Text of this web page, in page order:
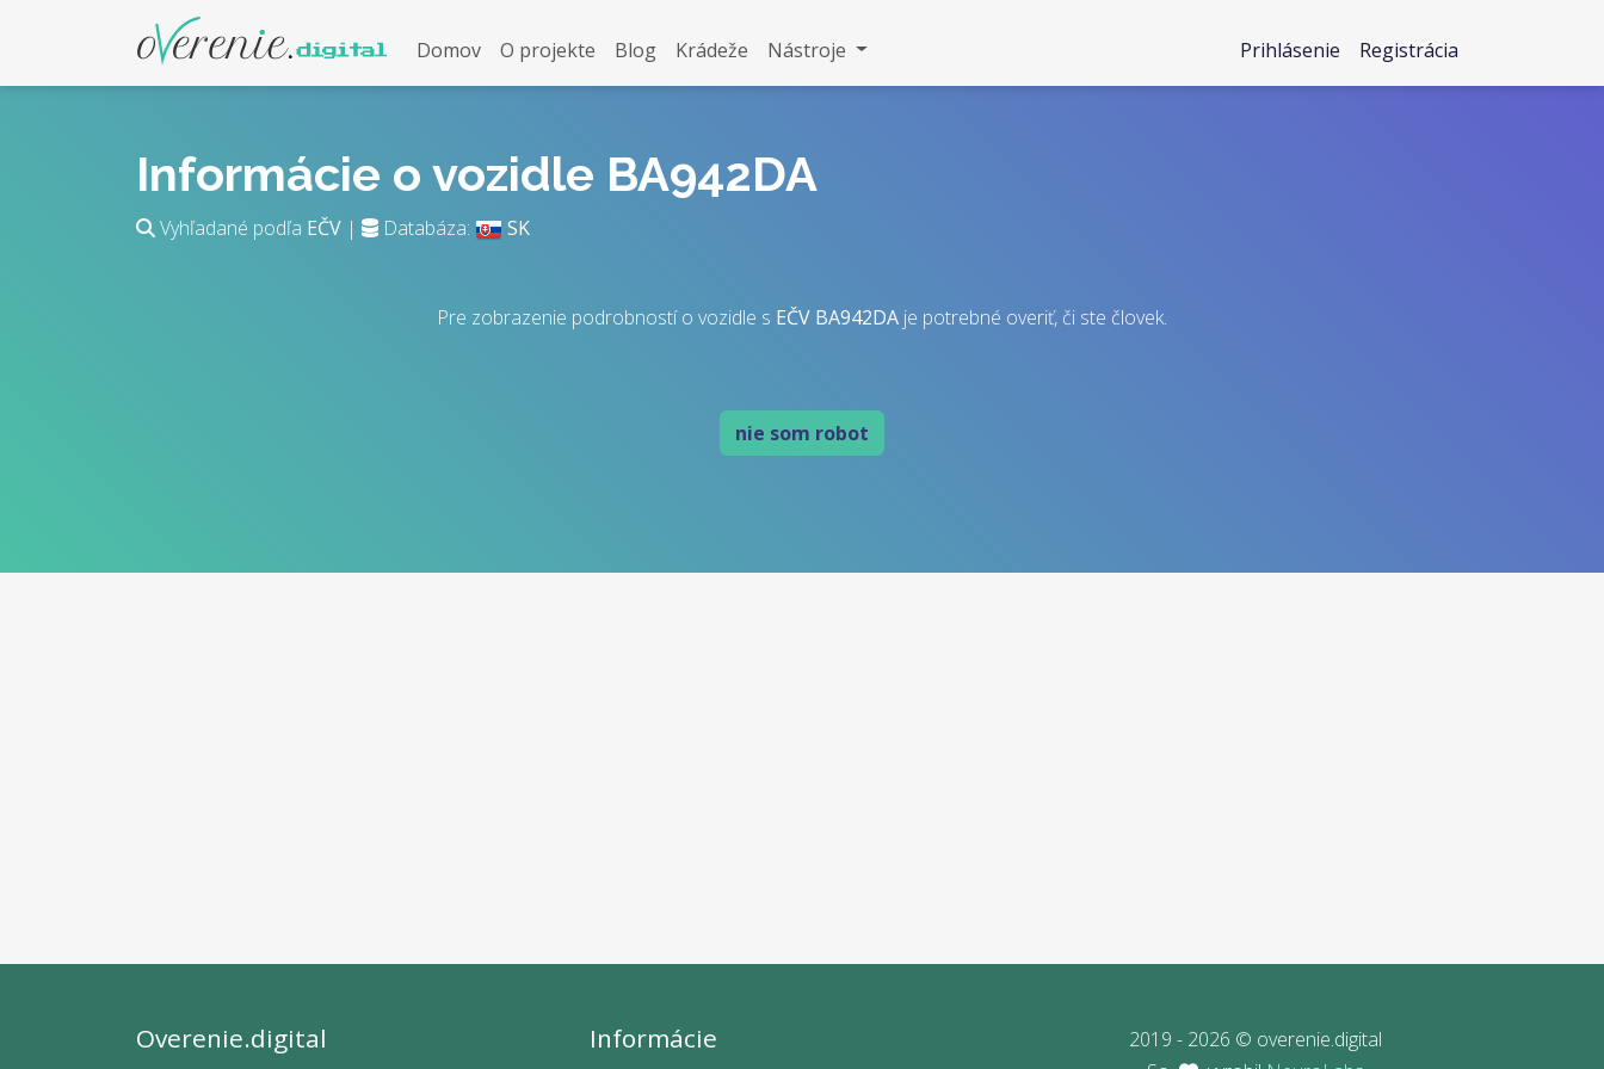
Domov O projekte Blog Krádeže Nástroje Prihlásenie Registrácia
Informácie o vozidle BA942DA
Vyhľadané podľa EČV | Databáza: SK
Pre zobrazenie podrobností o vozidle s EČV BA942DA je potrebné overiť, či ste človek.
nie som robot
Overenie.digital Informácie
2019 - 2026 © overenie.digital